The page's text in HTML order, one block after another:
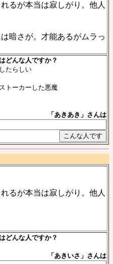
るが本当は寂しがり。他人
暗さが。才能あるがムラっ
どんな人ですか？
たらしい
トーカーした悪魔
「あきあき」さんは
るが本当は寂しがり。他人
どんな人ですか？
「あきいさ」さんは